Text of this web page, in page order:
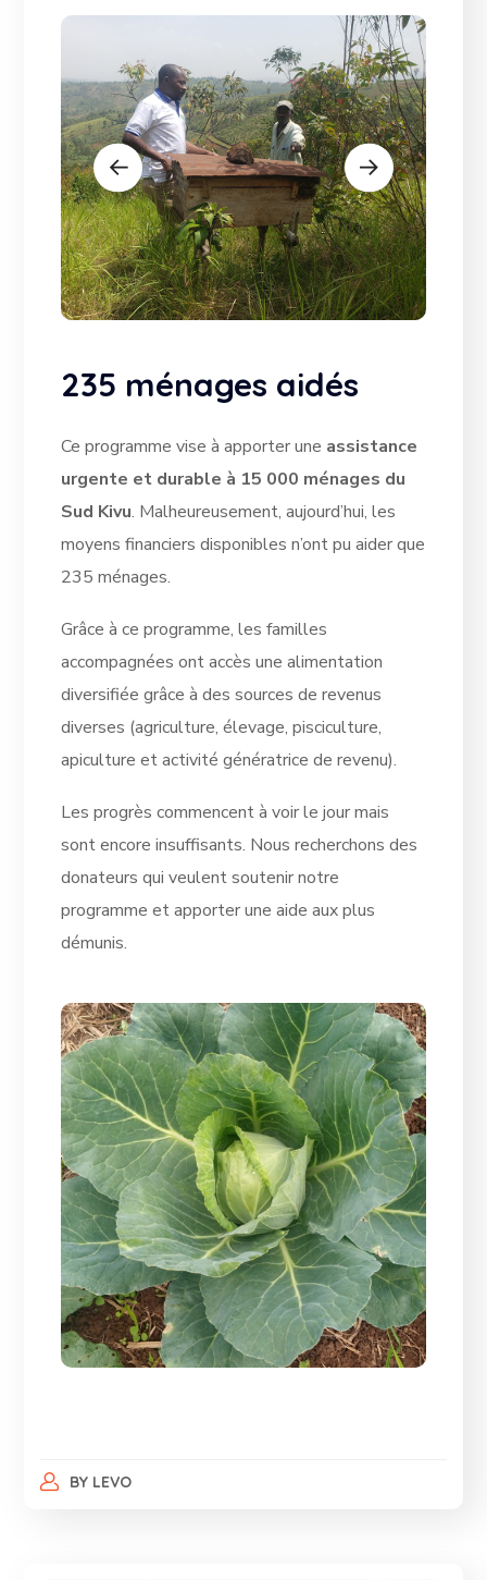
235 ménages aidés
Ce programme vise à apporter une assistance
urgente et durable à 15 000 ménages du
Sud Kivu. Malheureusement, aujourd’hui, les
moyens financiers disponibles n’ont pu aider que
235 ménages.
Grâce à ce programme, les familles
accompagnées ont accès une alimentation
diversifiée grâce à des sources de revenus
diverses (agriculture, élevage, pisciculture,
apiculture et activité génératrice de revenu).
Les progrès commencent à voir le jour mais
sont encore insuffisants. Nous recherchons des
donateurs qui veulent soutenir notre
programme et apporter une aide aux plus
démunis.
BY LEVO